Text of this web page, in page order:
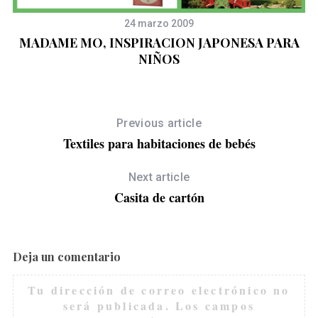
24 marzo 2009
MADAME MO, INSPIRACION JAPONESA PARA
NIÑOS
Previous article
Textiles para habitaciones de bebés
Next article
Casita de cartón
Deja un comentario
Tu dirección de correo electrónico no
será publicada. Los campos